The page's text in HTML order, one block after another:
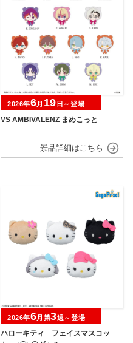
VS AMBIVALENZ まめこっと
2026年6月 19 日～登場
ハローキティ フェイスマスコッ
2026年6月第3週～登場